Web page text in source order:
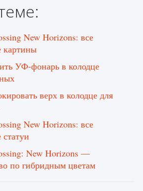
New Horizons: все
картины
УФ-фонарь в колодце
верх в колодце для
New Horizons: все
New Horizons —
по гибридным цветам